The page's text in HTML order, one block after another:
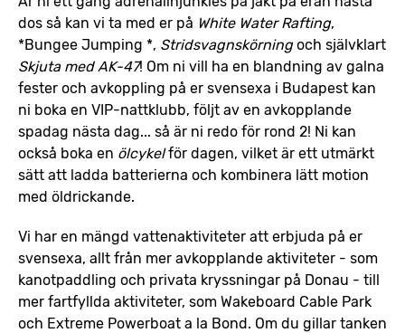
dos så kan vi ta med er på White Water Rafting,
*Bungee Jumping *, Stridsvagnskörningoch självklart
Skjuta med AK-47! Om ni vill ha en blandning av galna
fester och avkoppling på er svensexa i Budapest kan
ni boka en VIP-nattklubb, följt av en avkopplande
spadag nästa dag... så är ni redo för rond 2! Ni kan
också boka en ölcykelför dagen, vilket är ett utmärkt
sätt att ladda batterierna och kombinera lätt motion
med öldrickande.
Vi har en mängd vattenaktiviteter att erbjuda på er
svensexa, allt från mer avkopplande aktiviteter - som
kanotpaddling och privata kryssningar på Donau - till
mer fartfyllda aktiviteter, som Wakeboard Cable Park
och Extreme Powerboat a la Bond. Om du gillar tanken